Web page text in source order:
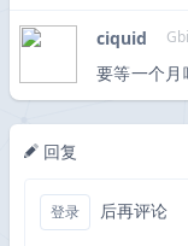
ciquid
要等一个月
回复
登录 后再评论